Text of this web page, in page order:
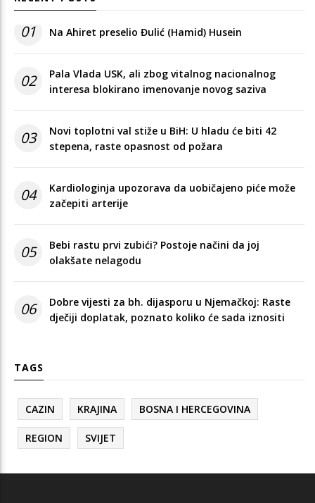
01 Na Ahiret preselio Đulić (Hamid) Husein
02
Pala Vlada USK, ali zbog vitalnog nacionalnog
interesa blokirano imenovanje novog saziva
03
Novi toplotni val stiže u BiH: U hladu će biti 42
stepena, raste opasnost od požara
04
Kardiologinja upozorava da uobičajeno piće može
začepiti arterije
05
Bebi rastu prvi zubići? Postoje načini da joj
olakšate nelagodu
06
Dobre vijesti za bh. dijasporu u Njemačkoj: Raste
dječiji doplatak, poznato koliko će sada iznositi
TAGS
CAZIN KRAJINA BOSNA I HERCEGOVINA
REGION SVIJET